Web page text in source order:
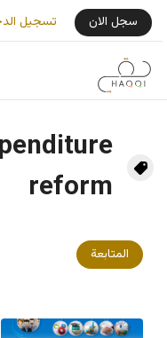
تجاوز إلى المحتوى الرئيسي
User Login Menu
سجل الان تسجيل
reform
المتابعة